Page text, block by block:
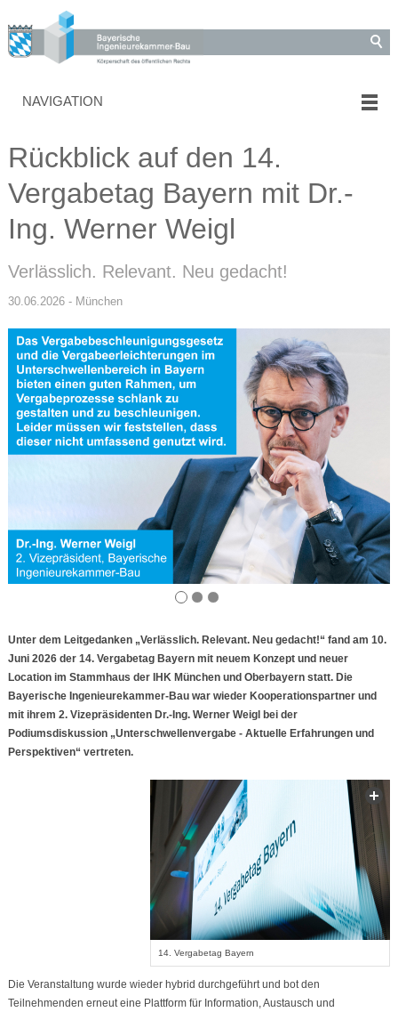
NAVIGATION
Rückblick auf den 14.
Vergabetag Bayern mit Dr.-
Ing. Werner Weigl
Verlässlich. Relevant. Neu gedacht!
30.06.2026 - München
Unter dem Leitgedanken „Verlässlich. Relevant. Neu gedacht!“ fand am 10.
Juni 2026 der 14. Vergabetag Bayern mit neuem Konzept und neuer
Location im Stammhaus der IHK München und Oberbayern statt. Die
Bayerische Ingenieurekammer-Bau war wieder Kooperationspartner und
mit ihrem 2. Vizepräsidenten Dr.-Ing. Werner Weigl bei der
Podiumsdiskussion „Unterschwellenvergabe - Aktuelle Erfahrungen und
Perspektiven“ vertreten.
14. Vergabetag Bayern
Die Veranstaltung wurde wieder hybrid durchgeführt und bot den
Teilnehmenden erneut eine Plattform für Information, Austausch und